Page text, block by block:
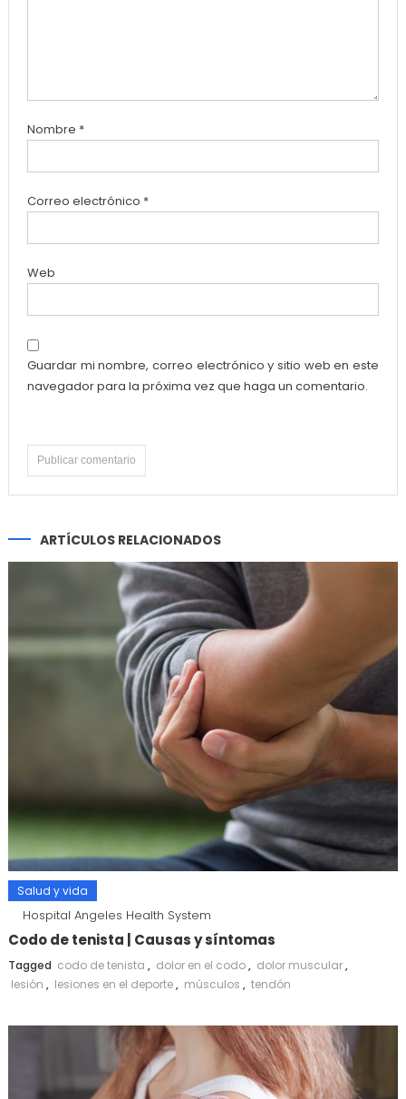
Nombre *
Correo electrónico *
Web
Guardar mi nombre, correo electrónico y sitio web en este
navegador para la próxima vez que haga un comentario.
ARTÍCULOS RELACIONADOS
Salud y vida
Hospital Angeles Health System
Codo de tenista | Causas y síntomas
Tagged codo de tenista , dolor en el codo, dolor muscular,
lesión , lesiones en el deporte, músculos , tendón